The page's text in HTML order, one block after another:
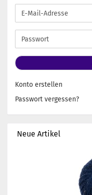
E-
Mail-
Adresse
Passwort
Konto erstellen
Passwort vergessen?
Neue Artikel